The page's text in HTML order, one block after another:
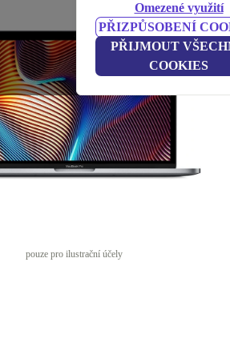
Omezené využití
PŘIZPŮSOBENÍ
PŘIJMOUT
COOKIES
pouze pro ilustrační účely